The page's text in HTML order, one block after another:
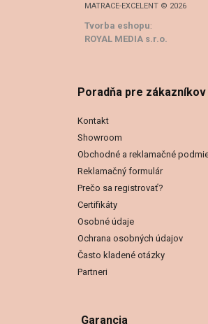
MATRACE-EXCELENT © 2026
Tvorba eshopu:
ROYAL MEDIA s.r.o.
Poradňa pre zákazníkov
Kontakt
Showroom
Obchodné a reklamačné
Reklamačný formulár
Prečo sa registrovať?
Certifikáty
Osobné údaje
Ochrana osobných údajov
Často kladené otázky
Partneri
Garancia